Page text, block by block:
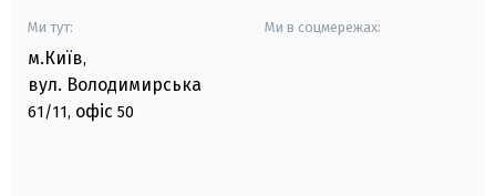
Ми тут:
м.Київ,
вул. Володимирська
61/11, офіс 50
Ми в соцмережах: